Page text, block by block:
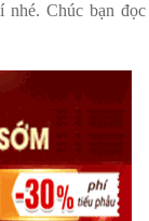
nhé. Chúc bạn đọc